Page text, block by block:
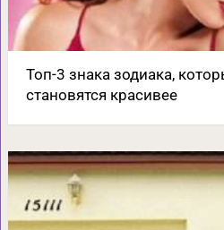
Топ-3 знака зодиака,
становятся красивее